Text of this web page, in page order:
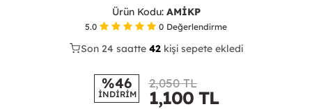
Ürün Kodu: AMİKP
5.0 0 Değerlendirme
23
Son 24 saatte 42kişi sepete ekledi
12
%46
İNDİRİM
2,050 TL
1,100TL